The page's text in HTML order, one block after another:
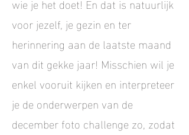
voor jezelf, je gezin en ter
herinnering aan de laatste maand
van dit gekke jaar! Misschien wil je
enkel vooruit kijken en interpreteer
je de onderwerpen van de
december foto challenge zo, zodat